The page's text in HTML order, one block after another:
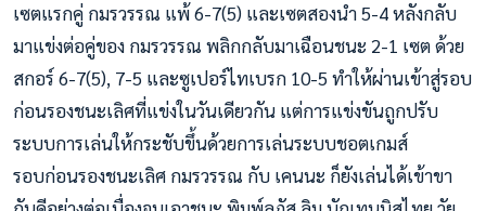
เซตแรกคู่ กมรวรรณ แพ้ 6-7(5) และเซตสองนำ 5-4 หลังกลับ
มาแข่งต่อคู่ของ กมรวรรณ พลิกกลับมาเฉือนชนะ 2-1 เซต ด้วย
สกอร์ 6-7(5), 7-5 และซูเปอร์ไทเบรก 10-5 ทำให้ผ่านเข้าสู่รอบ
ก่อนรองชนะเลิศที่แข่งในวันเดียวกัน แต่การแข่งขันถูกปรับ
ระบบการเล่นให้กระชับขึ้นด้วยการเล่นระบบชอตเกมส์
รอบก่อนรองชนะเลิศ กมรวรรณ กับ เคนนะ ก็ยังเล่นได้เข้าขา